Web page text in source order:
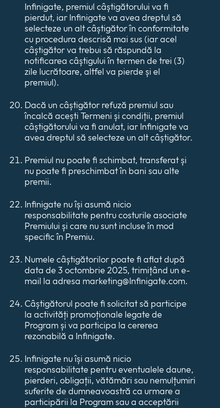
Infinigate, premiul câștigătorului va fi
pierdut, iar Infinigate va avea dreptul să
selecteze un alt câștigător în conformitate
cu procedura descrisă mai sus (iar acel
câștigător va trebui să răspundă la
notificarea câștigului în termen de trei (3)
zile lucrătoare, altfel va pierde și el
premiul).
Dacă un câștigător refuză premiul sau
încalcă acești Termeni și condiții, premiul
câștigătorului va fi anulat, iar Infinigate va
avea dreptul să selecteze un alt câștigător.
Premiul nu poate fi schimbat, transferat și
nu poate fi preschimbat în bani sau alte
premii.
Infinigate nu își asumă nicio
responsabilitate pentru costurile asociate
Premiului și care nu sunt incluse în mod
specific în Premiu.
Numele câștigătorilor poate fi aflat după
data de 3 octombrie 2025, trimițând un e-
mail la adresa marketing@Infinigate.com.
Câștigătorul poate fi solicitat să participe
la activități promoționale legate de
Program și va participa la cererea
rezonabilă a Infinigate.
Infinigate nu își asumă nicio
responsabilitate pentru eventualele daune,
pierderi, obligații, vătămări sau nemulțumiri
suferite de dumneavoastră ca urmare a
participării la Program sau a acceptării